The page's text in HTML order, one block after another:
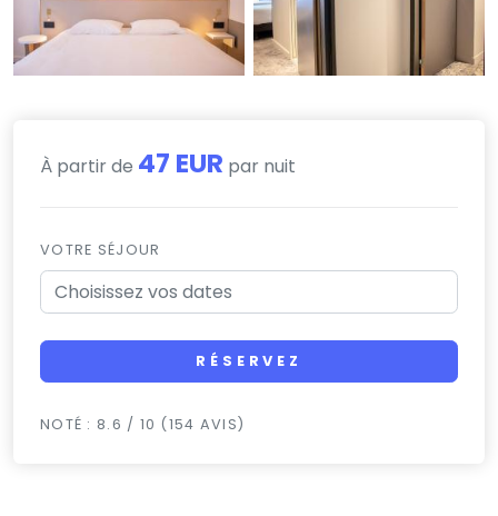
À partir de 47 EUR par nuit
VOTRE SÉJOUR
RÉSERVEZ
NOTÉ : 8.6 / 10 (154 AVIS)